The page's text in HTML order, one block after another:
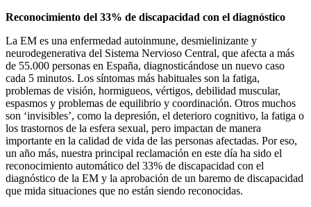
Reconocimiento del 33% de discapacidad con el diagnóstico
La EM es una enfermedad autoinmune, desmielinizante y
neurodegenerativa del Sistema Nervioso Central, que afecta a más
de 55.000 personas en España, diagnosticándose un nuevo caso
cada 5 minutos. Los síntomas más habituales son la fatiga,
problemas de visión, hormigueos, vértigos, debilidad muscular,
espasmos y problemas de equilibrio y coordinación. Otros muchos
son ‘invisibles’, como la depresión, el deterioro cognitivo, la fatiga o
los trastornos de la esfera sexual, pero impactan de manera
importante en la calidad de vida de las personas afectadas. Por eso,
un año más, nuestra principal reclamación en este día ha sido el
reconocimiento automático del 33% de discapacidad con el
diagnóstico de la EM y la aprobación de un baremo de discapacidad
que mida situaciones que no están siendo reconocidas.